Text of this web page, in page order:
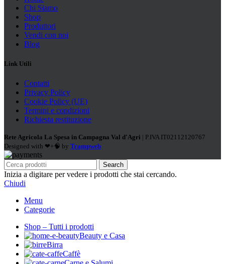
Chi Siamo
Shop
Produttori
Vendi con noi
Blog
Link Utili
Contatti
Privacy Policy
Cookie Policy (UE)
Termini e condizioni
Richiesta restituzione
Rete Agricola La Spesa in Campagna Val d'Agri | P.IVA IT02112120767
Designed with ❤+🧠 by Trampweb
Search
Inizia a digitare per vedere i prodotti che stai cercando.
Chiudi
Menu
Categorie
Shop – Tutti i prodotti
Beauty e Casa
Birra
Caffè